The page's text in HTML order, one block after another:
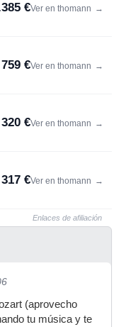
€Ver en thomann →
759 €Ver en thomann →
320 €Ver en thomann →
317 €Ver en thomann →
Enlaces de afiliación
(aprovecho
tu música y te